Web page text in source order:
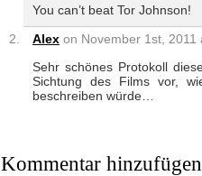
You can’t beat Tor Johnson!
Alex on November 1st, 2011
Sehr schönes Protokoll
Sichtung des Films vor,
beschreiben würde…
Kommentar hinzufügen